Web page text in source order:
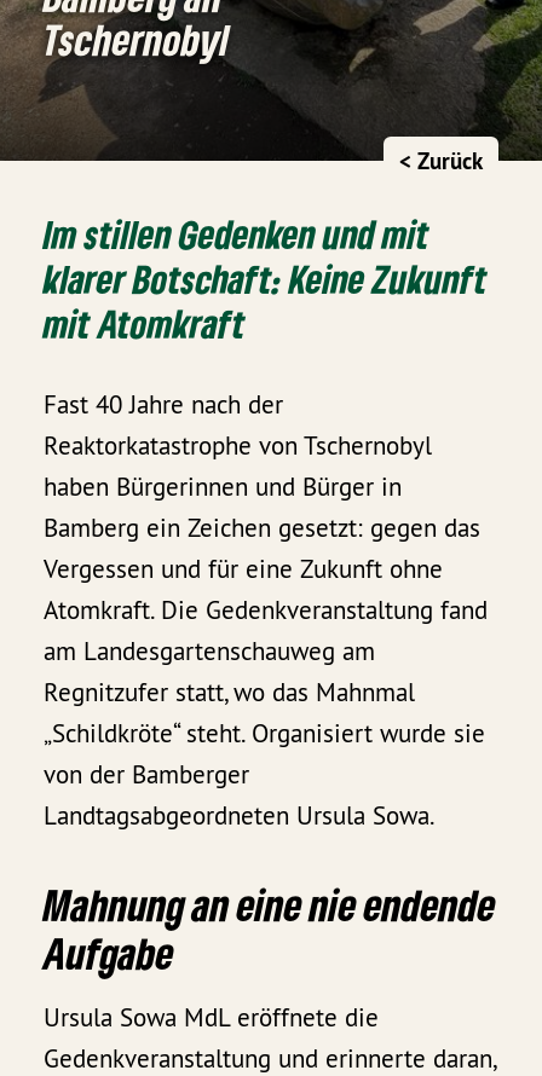
Tschernobyl
< Zurück
Im stillen Gedenken und mit
klarer Botschaft: Keine Zukunft
mit Atomkraft
Fast 40 Jahre nach der
Reaktorkatastrophe von Tschernobyl
haben Bürgerinnen und Bürger in
Bamberg ein Zeichen gesetzt: gegen das
Vergessen und für eine Zukunft ohne
Atomkraft. Die Gedenkveranstaltung fand
am Landesgartenschauweg am
Regnitzufer statt, wo das Mahnmal
„Schildkröte“ steht. Organisiert wurde sie
von der Bamberger
Landtagsabgeordneten Ursula Sowa.
Mahnung an eine nie endende
Aufgabe
Ursula Sowa MdL eröffnete die
Gedenkveranstaltung und erinnerte daran,